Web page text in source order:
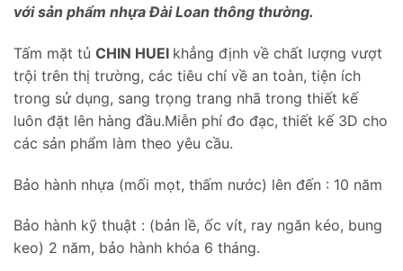
với sản phẩm nhựa Đài Loan thông thường.
Tấm mặt tủ CHIN HUEI khẳng định về chất lượng vượt
trội trên thị trường, các tiêu chí về an toàn, tiện ích
trong sử dụng, sang trọng trang nhã trong thiết kế
luôn đặt lên hàng đầu.Miễn phí đo đạc, thiết kế 3D cho
các sản phẩm làm theo yêu cầu.
Bảo hành nhựa (mối mọt, thấm nước) lên đến : 10 năm
Bảo hành kỹ thuật : (bản lề, ốc vít, ray ngăn kéo, bung
keo) 2 năm, bảo hành khóa 6 tháng.